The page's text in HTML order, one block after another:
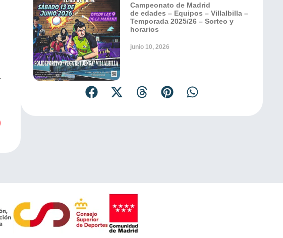
Campeonato de Madrid
de edades – Equipos – Villalbilla –
Temporada 2025/26 – Sorteo y
horarios
junio 10, 2026